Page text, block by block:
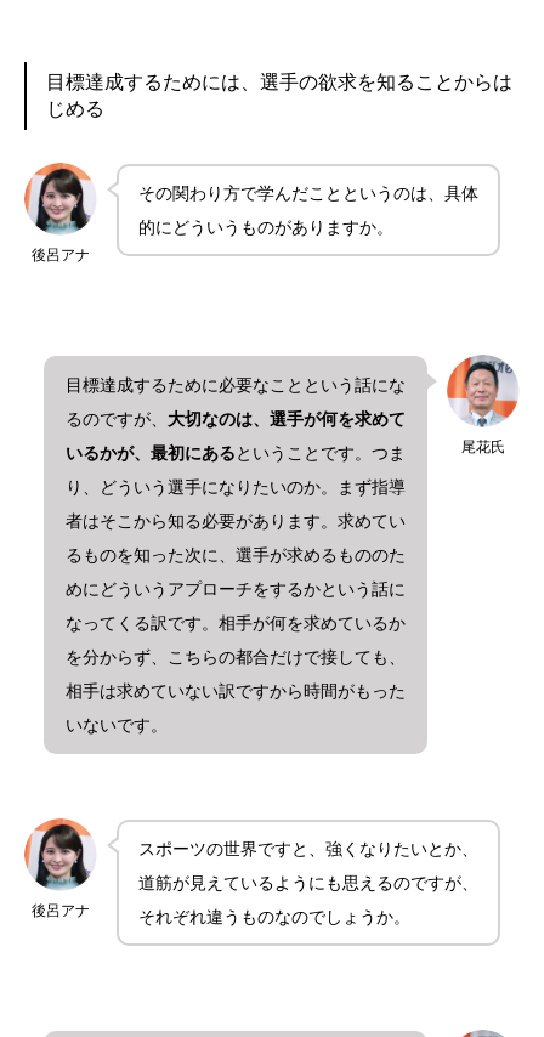
目標達成するためには、選手の欲求を知ることからは
じめる
後呂アナ
その関わり方で学んだことというのは、具体
的にどういうものがありますか。
尾花氏
目標達成するために必要なことという話にな
るのですが、 大切なのは、選手が何を求めて
いるかが、最初にあるということです。つま
り、どういう選手になりたいのか。まず指導
者はそこから知る必要があります。求めてい
るものを知った次に、選手が求めるもののた
めにどういうアプローチをするかという話に
なってくる訳です。相手が何を求めているか
を分からず、こちらの都合だけで接しても、
相手は求めていない訳ですから時間がもった
いないです。
後呂アナ
スポーツの世界ですと、強くなりたいとか、
道筋が見えているようにも思えるのですが、
それぞれ違うものなのでしょうか。